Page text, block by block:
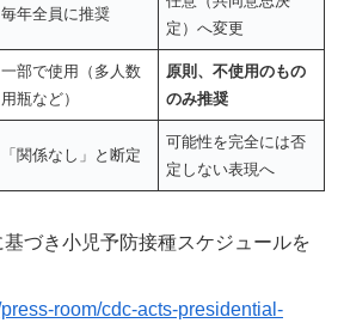
毎年全員に推奨
定）へ変更
一部で使用（多人数
用瓶など）
原則、不使用のもの
のみ推奨
「関係なし」と断定
可能性を完全には否
定しない表現へ
づき小児予防接種スケジュールを
room/cdc-acts-presidential-